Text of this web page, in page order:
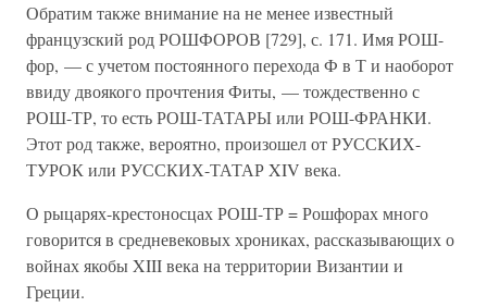
Обратим также внимание на не менее известный
французский род РОШФОРОВ [729], с. 171. Имя РОШ-
фор, — с учетом постоянного перехода Ф в Т и наоборот
ввиду двоякого прочтения Фиты, — тождественно с
РОШ-ТР, то есть РОШ-ТАТАРЫ или РОШ-ФРАНКИ.
Этот род также, вероятно, произошел от РУССКИХ-
ТУРОК или РУССКИХ-ТАТАР XIV века.
О рыцарях-крестоносцах РОШ-ТР = Рошфорах много
говорится в средневековых хрониках, рассказывающих о
войнах якобы XIII века на территории Византии и
Греции.